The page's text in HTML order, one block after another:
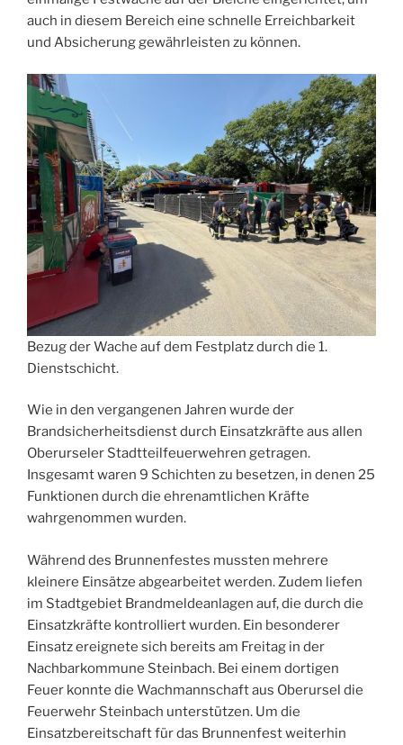
auch in diesem Bereich eine schnelle Erreichbarkeit
und Absicherung gewährleisten zu können.
Bezug der Wache auf dem Festplatz durch die 1.
Dienstschicht.
Wie in den vergangenen Jahren wurde der
Brandsicherheitsdienst durch Einsatzkräfte aus allen
Oberurseler Stadtteilfeuerwehren getragen.
Insgesamt waren 9 Schichten zu besetzen, in denen 25
Funktionen durch die ehrenamtlichen Kräfte
wahrgenommen wurden.
Während des Brunnenfestes mussten mehrere
kleinere Einsätze abgearbeitet werden. Zudem liefen
im Stadtgebiet Brandmeldeanlagen auf, die durch die
Einsatzkräfte kontrolliert wurden. Ein besonderer
Einsatz ereignete sich bereits am Freitag in der
Nachbarkommune Steinbach. Bei einem dortigen
Feuer konnte die Wachmannschaft aus Oberursel die
Feuerwehr Steinbach unterstützen. Um die
Einsatzbereitschaft für das Brunnenfest weiterhin